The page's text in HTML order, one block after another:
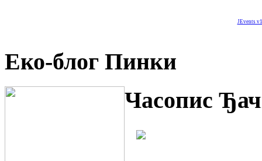
JEvents
Еко-блог Пинки
Часопис